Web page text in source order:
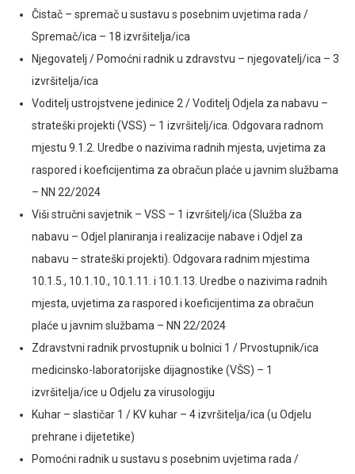
Čistač – spremač u sustavu s posebnim uvjetima rada /
Spremač/ica – 18 izvršitelja/ica
Njegovatelj / Pomoćni radnik u zdravstvu – njegovatelj/ica – 3
izvršitelja/ica
Voditelj ustrojstvene jedinice 2 / Voditelj Odjela za nabavu –
strateški projekti (VSS) – 1 izvršitelj/ica. Odgovara radnom
mjestu 9.1.2. Uredbe o nazivima radnih mjesta, uvjetima za
raspored i koeficijentima za obračun plaće u javnim službama
– NN 22/2024
Viši stručni savjetnik – VSS – 1 izvršitelj/ica (Služba za
nabavu – Odjel planiranja i realizacije nabave i Odjel za
nabavu – strateški projekti). Odgovara radnim mjestima
10.1.5., 10.1.10., 10.1.11. i 10.1.13. Uredbe o nazivima radnih
mjesta, uvjetima za raspored i koeficijentima za obračun
plaće u javnim službama – NN 22/2024
Zdravstvni radnik prvostupnik u bolnici 1 / Prvostupnik/ica
medicinsko-laboratorijske dijagnostike (VŠS) – 1
izvršitelja/ice u Odjelu za virusologiju
Kuhar – slastičar 1 / KV kuhar – 4 izvršitelja/ica (u Odjelu
prehrane i dijetetike)
Pomoćni radnik u sustavu s posebnim uvjetima rada /